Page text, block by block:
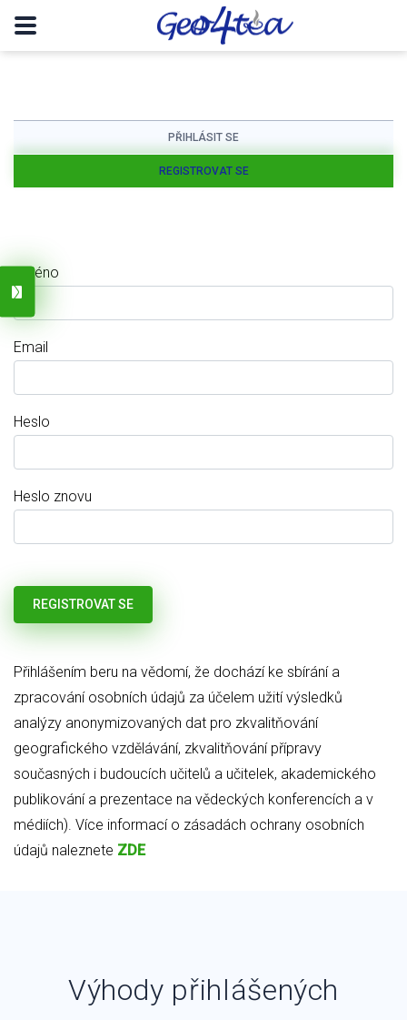
PŘIHLÁSIT SE
REGISTROVAT SE
Jméno
Email
Heslo
Heslo znovu
Přihlášením beru na vědomí, že dochází ke sbírání a
zpracování osobních údajů za účelem užití výsledků
analýzy anonymizovaných dat pro zkvalitňování
geografického vzdělávání, zkvalitňování přípravy
současných i budoucích učitelů a učitelek, akademického
publikování a prezentace na vědeckých konferencích a v
médiích). Více informací o zásadách ochrany osobních
údajů naleznete ZDE
Výhody přihlášených